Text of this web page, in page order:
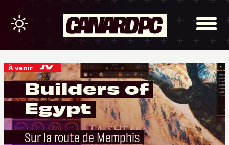
À venir
Builders of
Egypt
Sur la route de Memphis